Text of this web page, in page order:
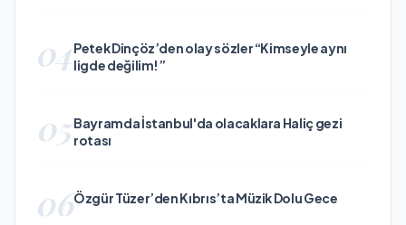
04Petek Dinçöz’den olay sözler “Kimseyle aynı
ligde değilim!”
05Bayramda İstanbul'da olacaklara Haliç gezi
rotası
06Özgür Tüzer’den Kıbrıs’ta Müzik Dolu Gece